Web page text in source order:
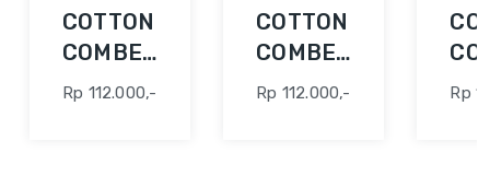
COTTON
COMBED
24S 42"
Rp 112.000,-
COTTON
COMBED
24S 42"
Rp 112.000,- Rp